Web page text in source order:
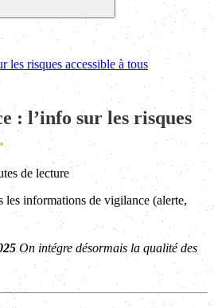
les risques accessible à tous
: l’info sur les risques
de lecture
les informations de vigilance (alerte,
On intégre désormais la qualité des